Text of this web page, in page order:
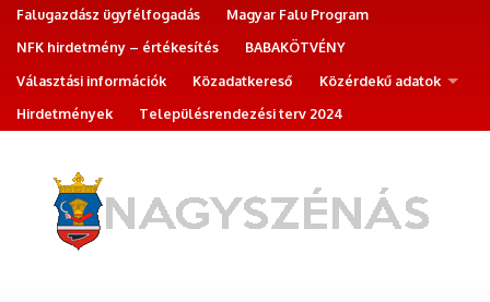
Falugazdász ügyfélfogadás
Magyar Falu Program
NFK hirdetmény – értékesítés
BABAKÖTVÉNY
Választási információk
Közadatkereső
Közérdekű adatok
Hirdetmények
Településrendezési terv 2024